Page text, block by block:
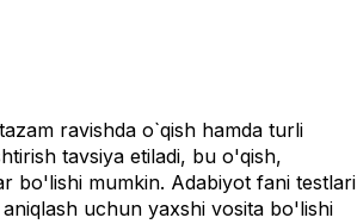
ravishda o`qish hamda turli
tavsiya etiladi, bu o'qish,
bo'lishi mumkin. Adabiyot fani testlari
uchun yaxshi vosita bo'lishi